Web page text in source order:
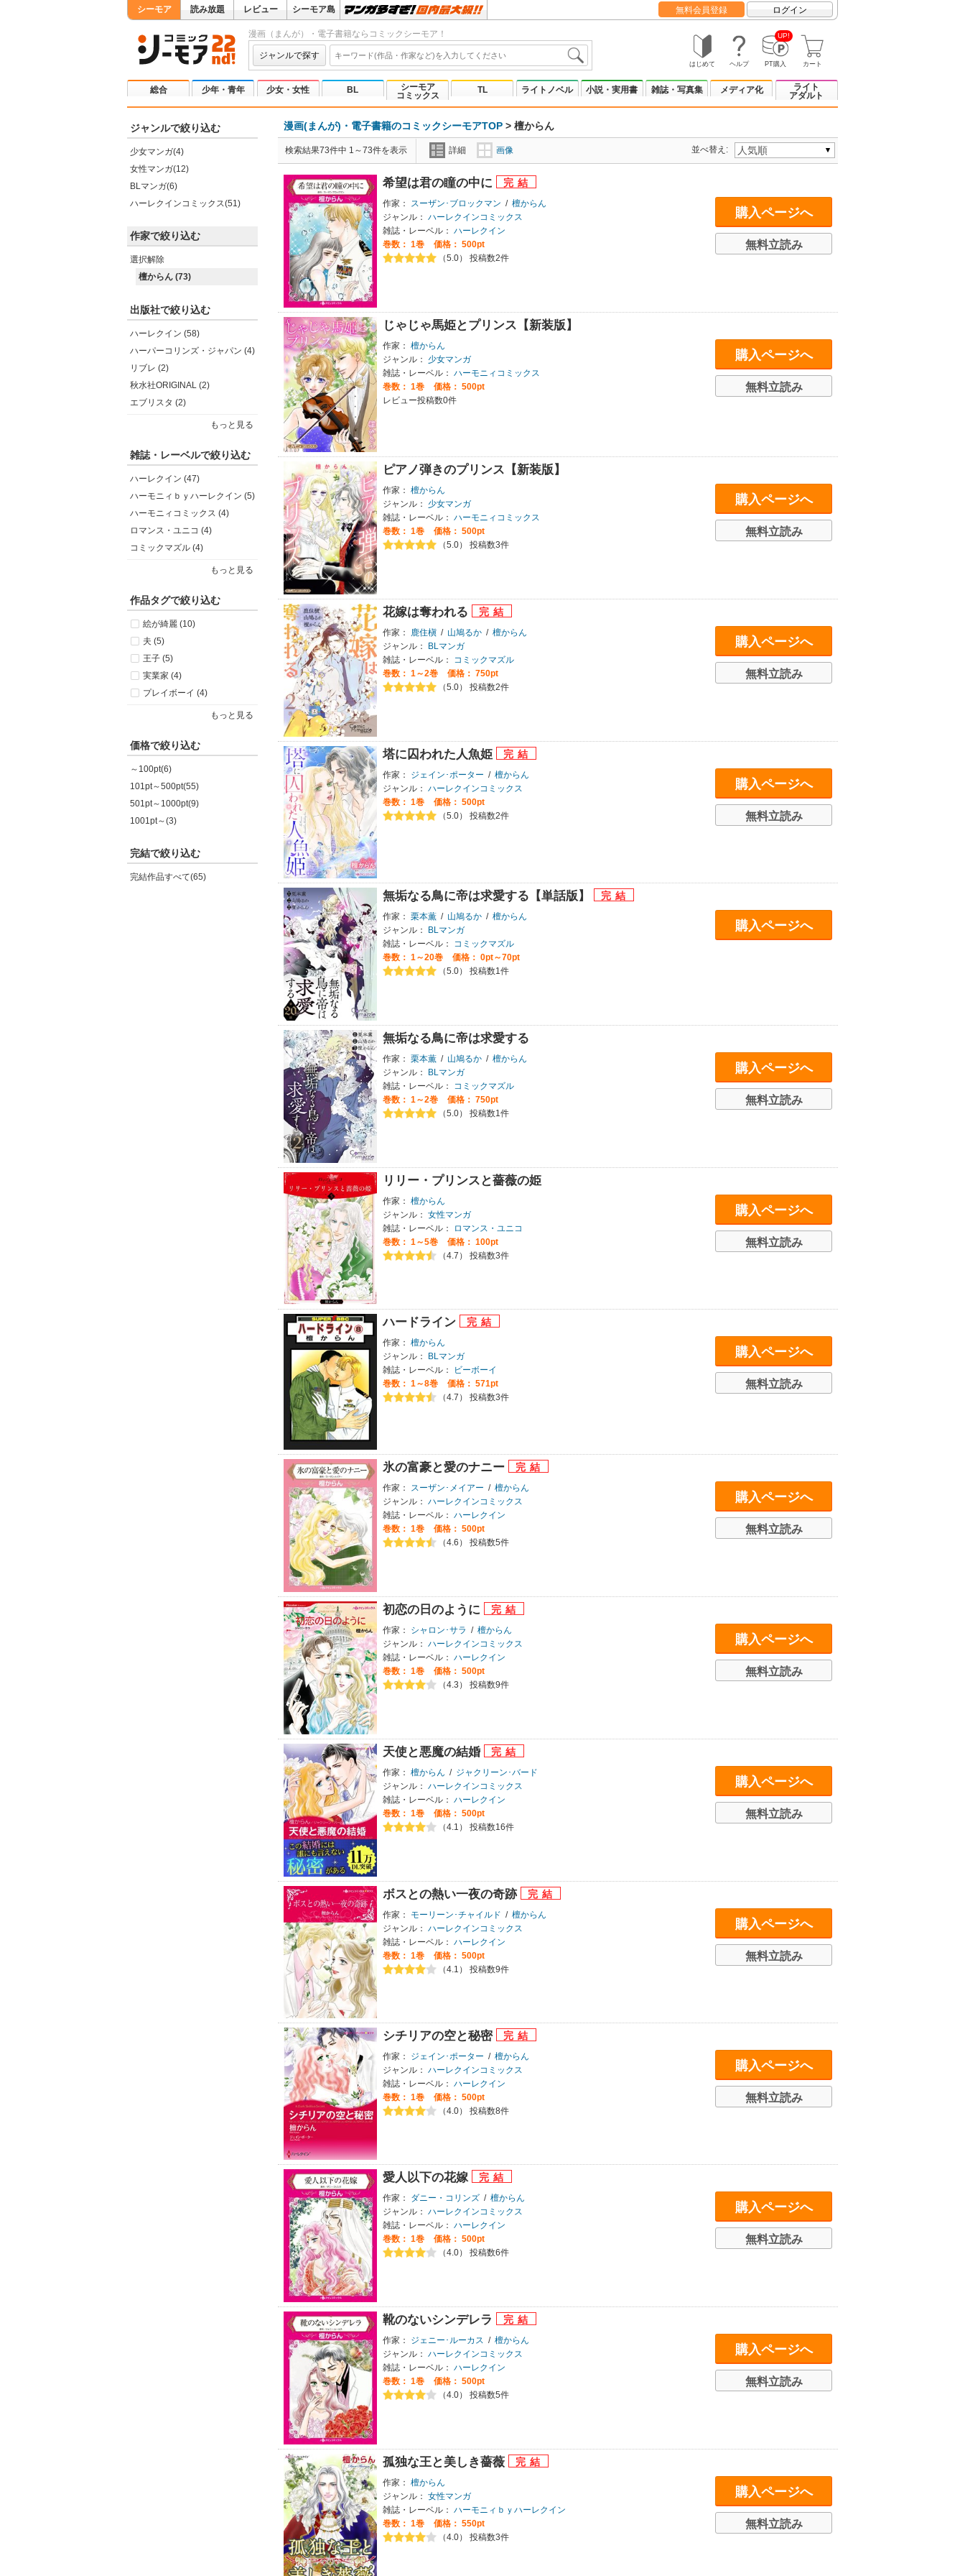
シーモア 読み放題 レビュー シーモア島 無料会員登録 ログイン
漫画（まんが）・電子書籍ならコミックシーモア！
ジャンルで探す
はじめて ヘルプ
UP!
PT購入 カート
総合 少年・青年 少女・女性 BL
シーモア
コミックス
TL ライトノベル 小説・実用書 雑誌・写真集 メディア化
ライト
アダルト
ジャンルで絞り込む
少女マンガ(4)
女性マンガ(12)
BLマンガ(6)
ハーレクインコミックス(51)
作家で絞り込む
選択解除
檀からん (73)
出版社で絞り込む
ハーレクイン (58)
ハーパーコリンズ・ジャパン (4)
リブレ (2)
秋水社ORIGINAL (2)
エブリスタ (2)
もっと見る
雑誌・レーベルで絞り込む
ハーレクイン (47)
ハーモニィｂｙハーレクイン (5)
ハーモニィコミックス (4)
ロマンス・ユニコ (4)
コミックマズル (4)
もっと見る
作品タグで絞り込む
絵が綺麗 (10)
夫 (5)
王子 (5)
実業家 (4)
プレイボーイ (4)
もっと見る
価格で絞り込む
～100pt(6)
101pt～500pt(55)
501pt～1000pt(9)
1001pt～(3)
完結で絞り込む
完結作品すべて(65)
漫画(まんが)・電子書籍のコミックシーモアTOP > 檀からん
検索結果73件中 1～73件を表示 詳細 画像 並べ替え:
希望は君の瞳の中に
作家： スーザン･ブロックマン / 檀からん
ジャンル： ハーレクインコミックス
雑誌・レーベル： ハーレクイン
巻数： 1巻
価格： 500pt
（5.0） 投稿数2件
購入ページへ
無料立読み
じゃじゃ馬姫とプリンス【新装版】
作家： 檀からん
ジャンル：
少女マンガ
雑誌・レーベル： ハーモニィコミックス
巻数： 1巻
価格： 500pt
レビュー投稿数0件
購入ページへ
無料立読み
ピアノ弾きのプリンス【新装版】
作家： 檀からん
ジャンル：
少女マンガ
雑誌・レーベル： ハーモニィコミックス
巻数： 1巻
価格： 500pt
（5.0） 投稿数3件
購入ページへ
無料立読み
花嫁は奪われる
作家： 鹿住槇 / 山鳩るか / 檀からん
ジャンル：
BLマンガ
雑誌・レーベル：
コミックマズル
巻数： 1～2巻
価格： 750pt
（5.0） 投稿数2件
購入ページへ
無料立読み
塔に囚われた人魚姫
作家： ジェイン･ポーター / 檀からん
ジャンル： ハーレクインコミックス
巻数： 1巻
価格： 500pt
（5.0） 投稿数2件
購入ページへ
無料立読み
無垢なる鳥に帝は求愛する【単話版】
作家： 栗本薫 / 山鳩るか / 檀からん
ジャンル：
BLマンガ
雑誌・レーベル：
コミックマズル
巻数： 1～20巻
価格： 0pt～70pt
（5.0） 投稿数1件
購入ページへ
無垢なる鳥に帝は求愛する
作家： 栗本薫 / 山鳩るか / 檀からん
ジャンル：
BLマンガ
雑誌・レーベル：
コミックマズル
巻数： 1～2巻
価格： 750pt
（5.0） 投稿数1件
購入ページへ
無料立読み
リリー・プリンスと薔薇の姫
作家： 檀からん
ジャンル： 女性マンガ
雑誌・レーベル：
ロマンス・ユニコ
巻数： 1～5巻
価格： 100pt
（4.7） 投稿数3件
購入ページへ
無料立読み
ハードライン
作家： 檀からん
ジャンル：
BLマンガ
雑誌・レーベル：
ビーボーイ
巻数： 1～8巻
価格： 571pt
（4.7） 投稿数3件
購入ページへ
無料立読み
氷の富豪と愛のナニー
作家： スーザン･メイアー / 檀からん
ジャンル： ハーレクインコミックス
雑誌・レーベル： ハーレクイン
巻数： 1巻
価格： 500pt
（4.6） 投稿数5件
購入ページへ
無料立読み
初恋の日のように
作家： シャロン･サラ / 檀からん
ジャンル： ハーレクインコミックス
雑誌・レーベル： ハーレクイン
巻数： 1巻
価格： 500pt
（4.3） 投稿数9件
購入ページへ
無料立読み
天使と悪魔の結婚
作家： 檀からん / ジャクリーン･バード
ジャンル： ハーレクインコミックス
雑誌・レーベル： ハーレクイン
巻数： 1巻
価格： 500pt
（4.1） 投稿数16件
購入ページへ
無料立読み
ボスとの熱い一夜の奇跡
作家： モーリーン･チャイルド / 檀からん
ジャンル： ハーレクインコミックス
雑誌・レーベル： ハーレクイン
巻数： 1巻
価格： 500pt
（4.1） 投稿数9件
購入ページへ
無料立読み
シチリアの空と秘密
作家： ジェイン･ポーター / 檀からん
ジャンル： ハーレクインコミックス
雑誌・レーベル： ハーレクイン
巻数： 1巻
価格： 500pt
（4.0） 投稿数8件
購入ページへ
無料立読み
愛人以下の花嫁
作家： ダニー・コリンズ / 檀からん
ジャンル： ハーレクインコミックス
雑誌・レーベル： ハーレクイン
巻数： 1巻
価格： 500pt
（4.0） 投稿数6件
購入ページへ
無料立読み
靴のないシンデレラ
作家： ジェニー･ルーカス / 檀からん
ジャンル： ハーレクインコミックス
雑誌・レーベル： ハーレクイン
巻数： 1巻
価格： 500pt
（4.0） 投稿数5件
購入ページへ
無料立読み
孤独な王と美しき薔薇
作家： 檀からん
ジャンル： 女性マンガ
雑誌・レーベル： ハーモニィｂｙハーレクイン
巻数： 1巻
価格： 550pt
（4.0） 投稿数3件
購入ページへ
無料立読み